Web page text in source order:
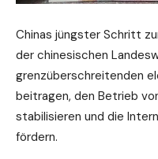
Chinas jüngster Schritt
der chinesischen
grenzüberschreitenden
beitragen, den Betrieb
stabilisieren und die
fördern.